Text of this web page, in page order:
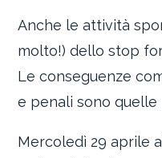
Anche le attività
molto!) dello stop
Le conseguenze
e penali sono
Mercoledì 29 aprile